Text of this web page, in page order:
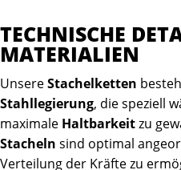
TECHNISCHE
MATERIALIEN
UnsereStachelketten
Stahllegierung, die speziell
maximale Haltbarkeitzu
Stacheln sind optimal
Verteilung der Kräfte zu